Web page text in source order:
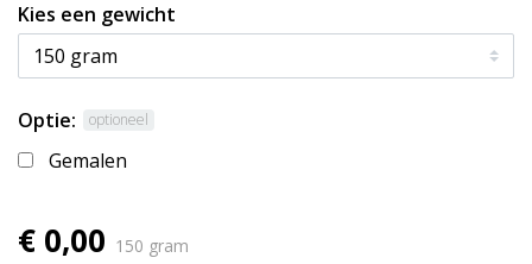
Kies een gewicht
Optie: optioneel
Gemalen
€ 0,00 150 gram